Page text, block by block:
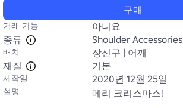
구매
거래 가능
아니요
종류
Shoulder Accessories
배치
장신구 | 어깨
재질
기본
제작일 2020년 12월 25일
설명 메리 크리스마스!